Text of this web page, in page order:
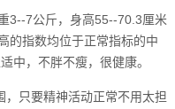
3--7公斤，身高55--70.3厘米
的指数均位于正常指标的中
中，不胖不瘦，很健康。
只要精神活动正常不用太担